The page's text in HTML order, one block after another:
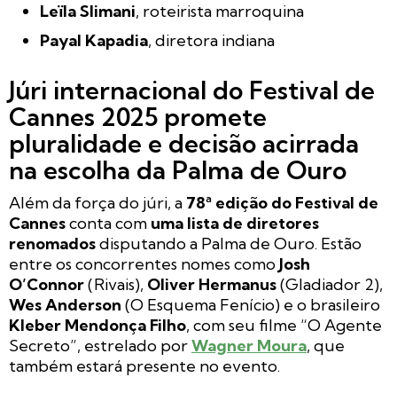
Leïla Slimani, roteirista marroquina
Payal Kapadia, diretora indiana
Júri internacional do Festival de
Cannes 2025 promete
pluralidade e decisão acirrada
na escolha da Palma de Ouro
Além da força do júri, a 78ª edição do Festival de
Cannesconta com uma lista de diretores
renomadosdisputando a Palma de Ouro. Estão
entre os concorrentes nomes comoJosh
O’Connor(Rivais), Oliver Hermanus(Gladiador 2),
Wes Anderson (O Esquema Fenício) e o brasileiro
Kleber Mendonça Filho, com seu filme “O Agente
Secreto”, estrelado porWagner Moura, que
também estará presente no evento.